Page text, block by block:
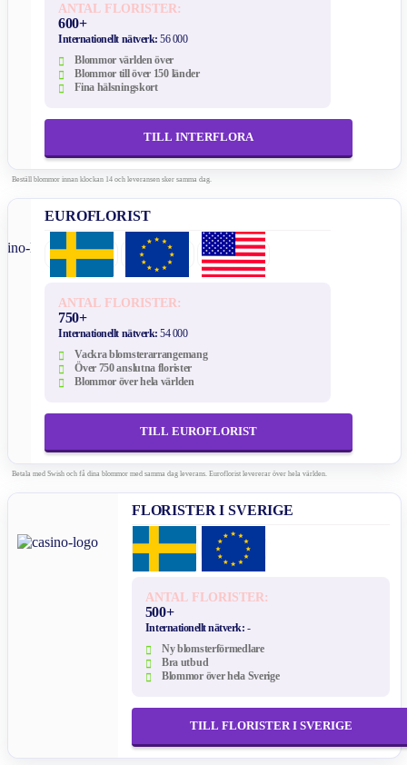
ANTAL FLORISTER:
600+
Internationellt nätverk:56 000
Blommor världen över
Blommor till över 150 länder
Fina hälsningskort
TILL INTERFLORA
Beställ blommor innan klockan 14 och leveransen sker samma dag.
EUROFLORIST
ANTAL FLORISTER:
750+
Internationellt nätverk:54 000
Vackra blomsterarrangemang
Över 750 anslutna florister
Blommor över hela världen
TILL EUROFLORIST
Betala med Swish och få dina blommor med samma dag leverans. Euroflorist levererar över hela världen.
FLORISTER I SVERIGE
ANTAL FLORISTER:
500+
Internationellt nätverk: -
Ny blomsterförmedlare
Bra utbud
Blommor över hela Sverige
TILL FLORISTER I SVERIGE